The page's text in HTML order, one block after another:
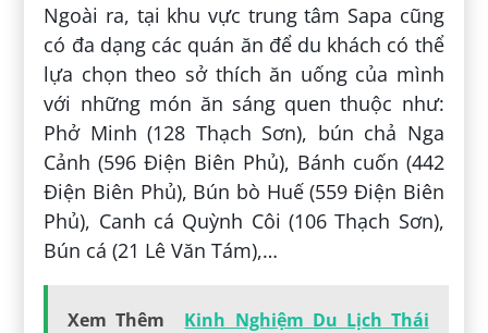
Ngoài ra, tại khu vực trung tâm Sapa cũng
có đa dạng các quán ăn để du khách có thể
lựa chọn theo sở thích ăn uống của mình
với những món ăn sáng quen thuộc như:
Phở Minh (128 Thạch Sơn), bún chả Nga
Cảnh (596 Điện Biên Phủ), Bánh cuốn (442
Điện Biên Phủ), Bún bò Huế (559 Điện Biên
Phủ), Canh cá Quỳnh Côi (106 Thạch Sơn),
Bún cá (21 Lê Văn Tám),…
Xem Thêm
Kinh Nghiệm Du Lịch Thái